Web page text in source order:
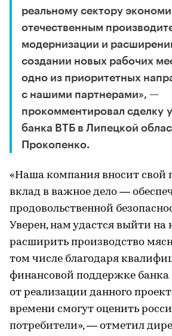
реальному сектору
отечественным
модернизации и
создании новых рабочих
одно из приоритетных
с нашими партнерами», —
прокомментировал сделку
банка ВТБ в Липецкой
Прокопенко.
«Наша компания вносит свой
вклад в важное дело —
продовольственной
Уверен, нам удастся выйти
расширить производство
том числе благодаря
финансовой поддержке банка
от реализации данного
времени смогут оценить
потребители», — отметил